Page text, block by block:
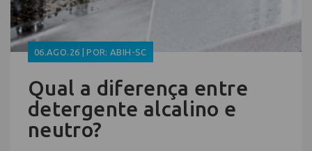
06.AGO.26 | POR: ABIH-SC
Qual a diferença entre
detergente alcalino e
neutro?